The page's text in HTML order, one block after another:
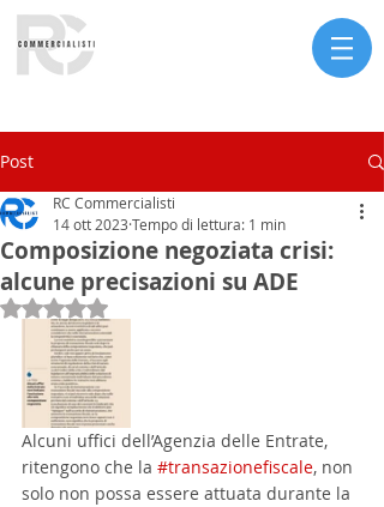
Post
Composizione negoziata crisi:
alcune precisazioni su ADE
RC Commercialisti
14 ott 2023 Tempo di lettura: 1 min
Valutazione NaN stelle su 5.
Alcuni uffici dell’Agenzia delle Entrate,
ritengono che la #transazionefiscale, non
solo non possa essere attuata durante la